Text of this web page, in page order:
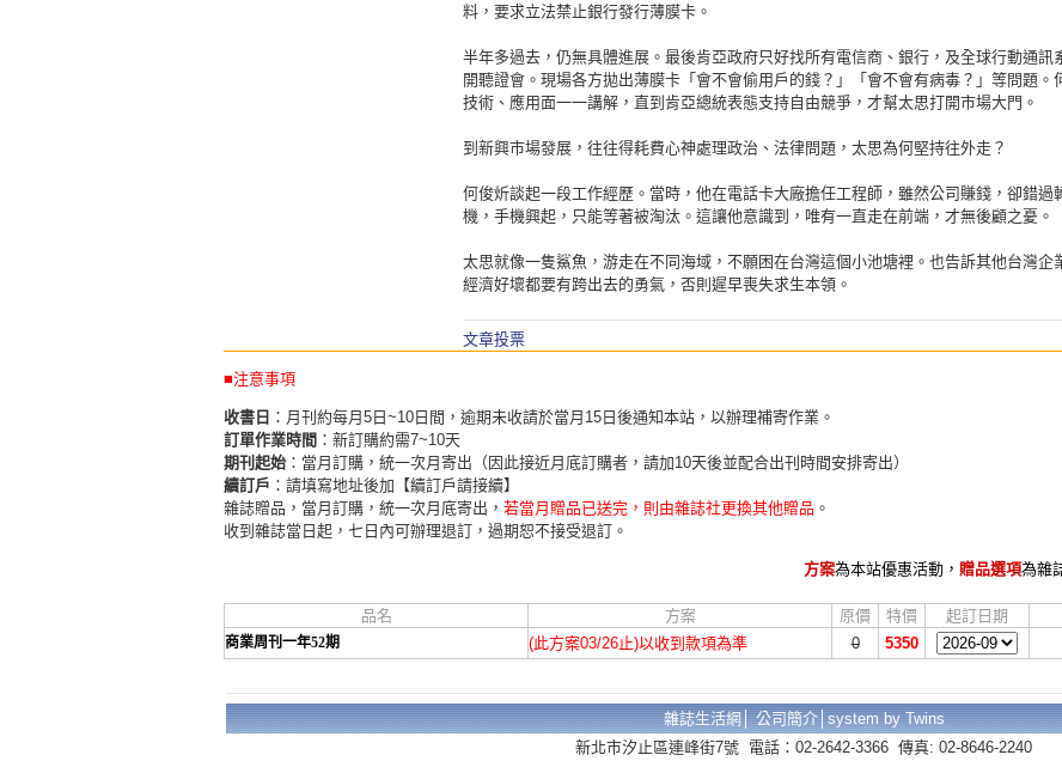
料，要求立法禁止銀行發行薄膜卡。
半年多過去，仍無具體進展。最後肯亞政府只好找所有電信商、銀行，及全球行動通訊
開聽證會。現場各方拋出薄膜卡「會不會偷用戶的錢？」「會不會有病毒？」等問題。
技術、應用面一一講解，直到肯亞總統表態支持自由競爭，才幫太思打開市場大門。
到新興市場發展，往往得耗費心神處理政治、法律問題，太思為何堅持往外走？
何俊炘談起一段工作經歷。當時，他在電話卡大廠擔任工程師，雖然公司賺錢，卻錯過
機，手機興起，只能等著被淘汰。這讓他意識到，唯有一直走在前端，才無後顧之憂。
太思就像一隻鯊魚，游走在不同海域，不願困在台灣這個小池塘裡。也告訴其他台灣企
經濟好壞都要有跨出去的勇氣，否則遲早喪失求生本領。
文章投票
■注意事項
收書日 ：月刊約每月5日~10日間，逾期未收請於當月15日後通知本站，以辦理補寄作業。
訂單作業時間 ：新訂購約需7~10天
期刊起始 ：當月訂購，統一次月寄出（因此接近月底訂購者，請加10天後並配合出刊時間安排寄出）
續訂戶 ：請填寫地址後加【續訂戶請接續】
雜誌贈品，當月訂購，統一次月底寄出， 若當月贈品已送完，則由雜誌社更換其他贈品 。
收到雜誌當日起，七日內可辦理退訂，過期恕不接受退訂。
方案為本站優惠活動， 贈品選項為雜
品名 方案 原價 特價 起訂日期
商業周刊一年52期 (此方案03/26止)以收到款項為準 0 5350
雜誌生活網│公司簡介│system by Twins
新北市汐止區連峰街7號 電話：02-2642-3366 傳真: 02-8646-2240